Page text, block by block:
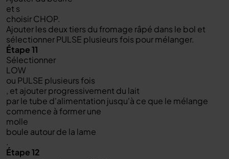
et s
choisir CHOP.
Ajouter les deux tiers du fromage râpé dans le bol et
sélectionner PULSE plusieurs fois pour mélanger.
Étape 11
Sélectionner
LOW
ou PULSE plusieurs fois
, et ajouter progressivement du lait
par le tube d'alimentation jusqu'à ce que le mélange
commence à former une
molle
boule autour de la lame
.
Étape 12